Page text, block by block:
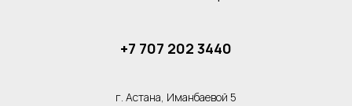
+7 707 202 3440
г. Астана, Иманбаевой 5